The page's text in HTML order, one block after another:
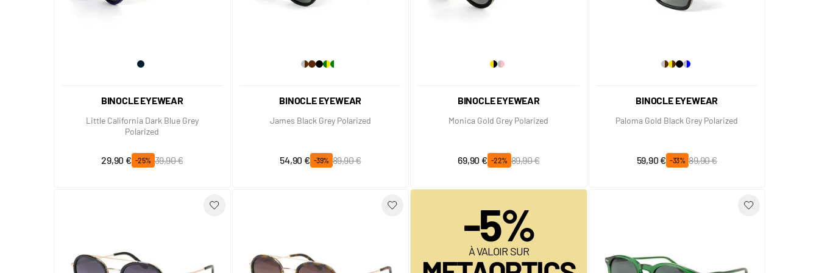
BINOCLE EYEWEAR
Little California Dark Blue Grey
Polarized
Prix spécial
29,90 € -25%
Prix normal
39,90 €
BINOCLE EYEWEAR
James Black Grey Polarized
Prix spécial
54,90 € -39%
Prix normal
89,90 €
BINOCLE EYEWEAR
Monica Gold Grey Polarized
Prix spécial
69,90 € -22%
Prix normal
89,90 €
BINOCLE EYEWEAR
Paloma Gold Black Grey Polarized
Prix spécial
59,90 € -33%
Prix normal
89,90 €
-5%
À VALOIR SUR